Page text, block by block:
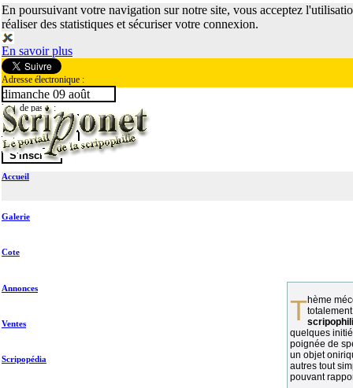
En poursuivant votre navigation sur notre site, vous acceptez
réaliser des statistiques et sécuriser votre connexion.
En savoir plus
Adresse électronique :
Mot de passe :
dimanche 09 août
Accueil
Galerie
Cote
Annonces
Ventes
Scripopédia
Thème méconnu des collectionneurs et
quelques
poignée de
un objet
autres tout
pouvant